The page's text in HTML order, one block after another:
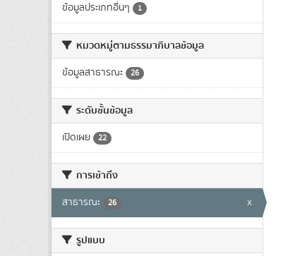
ข้อมูลประเภทอื่นๆ 1
หมวดหมู่ตามธรรมาภิบาลข้อมูล
ข้อมูลสาธารณะ 26
ระดับชั้นข้อมูล
เปิดเผย 22
การเข้าถึง
สาธารณะ 26 x
รูปแบบ